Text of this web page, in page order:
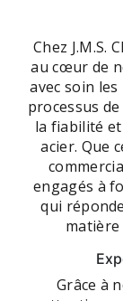
Chez J.M.S.
au cœur de
avec soin
processus
la fiabilité
acier. Que
engagés à
qui
Grâce à